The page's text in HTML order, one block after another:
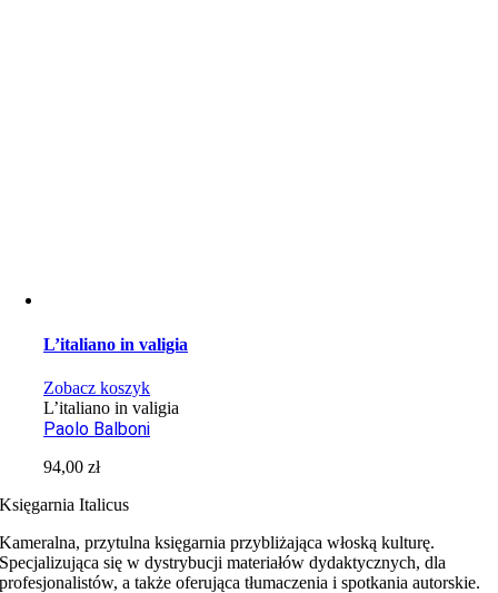
L’italiano in valigia
Zobacz koszyk
L’italiano in valigia
Paolo Balboni
94,00zł
Księgarnia Italicus
Kameralna, przytulna księgarnia przybliżająca włoską kulturę.
Specjalizująca się w dystrybucji materiałów dydaktycznych, dla
profesjonalistów, a także oferująca tłumaczenia i spotkania autorskie.